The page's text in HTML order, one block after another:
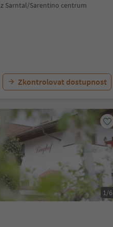
z Sarntal/Sarentino centrum
Zkontrolovat dostupnost
1/6